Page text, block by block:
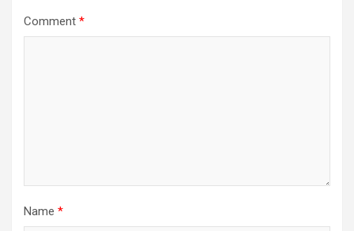
Comment *
Name *